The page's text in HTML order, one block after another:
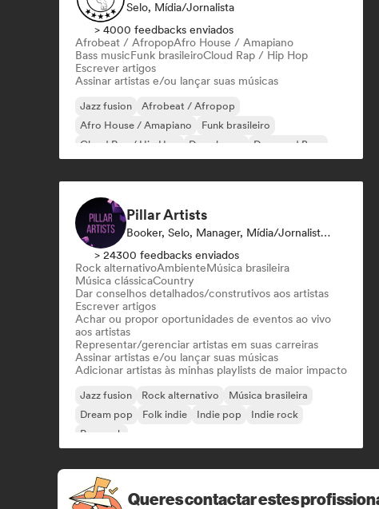
Selo, Mídia/Jornalista
> 4000 feedbacks enviados
Afrobeat / AfropopAfro House / Amapiano
Bass musicFunk brasileiroCloud Rap / Hip Hop
Escrever artigos
Assinar artistas e/ou lançar suas músicas
Jazz fusion
Afrobeat / Afropop
Afro House / Amapiano
Funk brasileiro
Cloud Rap / Hip Hop
Deep house
Drum and Bass
Pillar Artists
Booker, Selo, Manager, Mídia/Jornalista, Mentor, Playlist
> 24300 feedbacks enviados
Rock alternativoAmbienteMúsica brasileira
Música clássicaCountry
Dar conselhos detalhados/construtivos aos artistas
Escrever artigos
Achar ou propor oportunidades de eventos ao vivo
aos artistas
Representar/gerenciar artistas em suas carreiras
Assinar artistas e/ou lançar suas músicas
Adicionar artistas às minhas playlists de maior impacto
Jazz fusion Rock alternativo
Música brasileira
Dream pop
Folk indie Indie pop
Indie rock
Pop rock
Queres contactar estes